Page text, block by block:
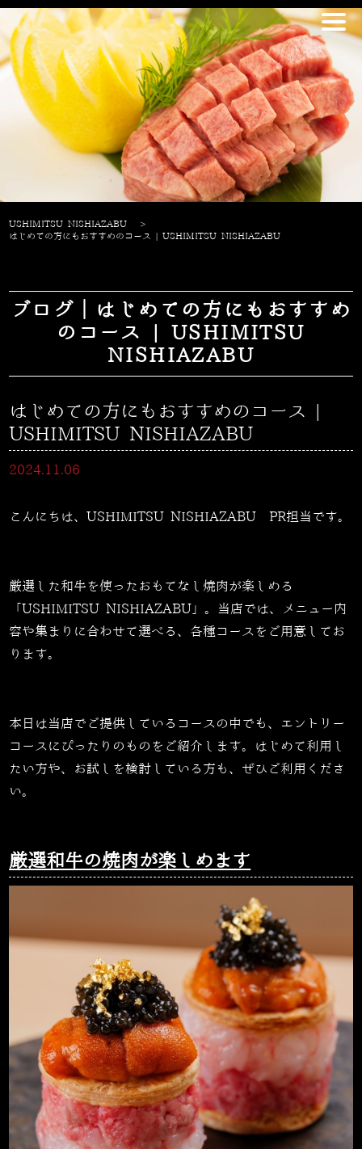
USHIMITSU NISHIAZABU
>
はじめての方にもおすすめのコース | USHIMITSU NISHIAZABU
ブログ｜はじめての方にもおすすめ
のコース | USHIMITSU
NISHIAZABU
はじめての方にもおすすめのコース |
USHIMITSU NISHIAZABU
2024.11.06
こんにちは、USHIMITSU NISHIAZABU PR担当です。
厳選した和牛を使ったおもてなし焼肉が楽しめる
「USHIMITSU NISHIAZABU」。当店では、メニュー内
容や集まりに合わせて選べる、各種コースをご用意してお
ります。
本日は当店でご提供しているコースの中でも、エントリー
コースにぴったりのものをご紹介します。はじめて利用し
たい方や、お試しを検討している方も、ぜひご利用くださ
い。
厳選和牛の焼肉が楽しめます